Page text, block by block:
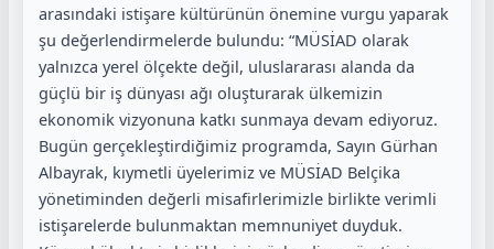
arasındaki istişare kültürünün önemine vurgu yaparak
şu değerlendirmelerde bulundu: “MÜSİAD olarak
yalnızca yerel ölçekte değil, uluslararası alanda da
güçlü bir iş dünyası ağı oluşturarak ülkemizin
ekonomik vizyonuna katkı sunmaya devam ediyoruz.
Bugün gerçekleştirdiğimiz programda, Sayın Gürhan
Albayrak, kıymetli üyelerimiz ve MÜSİAD Belçika
yönetiminden değerli misafirlerimizle birlikte verimli
istişarelerde bulunmaktan memnuniyet duyduk.